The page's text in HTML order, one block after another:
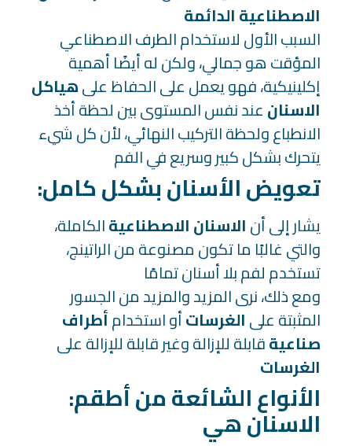
الاصطناعية الدائمة
السبب الأول لاستخدام الطرف الاصطناعي
المؤقت هو جمالي، ولكن له أيضًا أهمية
إكلينيكية، فهو يعمل على الحفاظ علىهياكل
الاسنانعند نفس المستوى بين لحظة أخذ
الانطباع ولحظة التركيب النهائي، لأن كل شيء
يتحرك بشكل كبير وسريع في الفم
:تعويض الأسنان بشكل كامل
يشار إلى أنالاسنان الاصطناعيةالكاملة،
والتي غالبًا ما تكون مصنوعة من الراتينج،
تستخدم لفم بلا أسنان تمامًا
ومع ذلك، نرى المزيد والمزيد من الجسور
المثبتة علىالغرساتأو استخدامأطراف
صناعيةقابلة للإزالة وغير قابلة للإزالة على
الغرسات
:الأنواع الشائعة من أطقم
الاسنان هي